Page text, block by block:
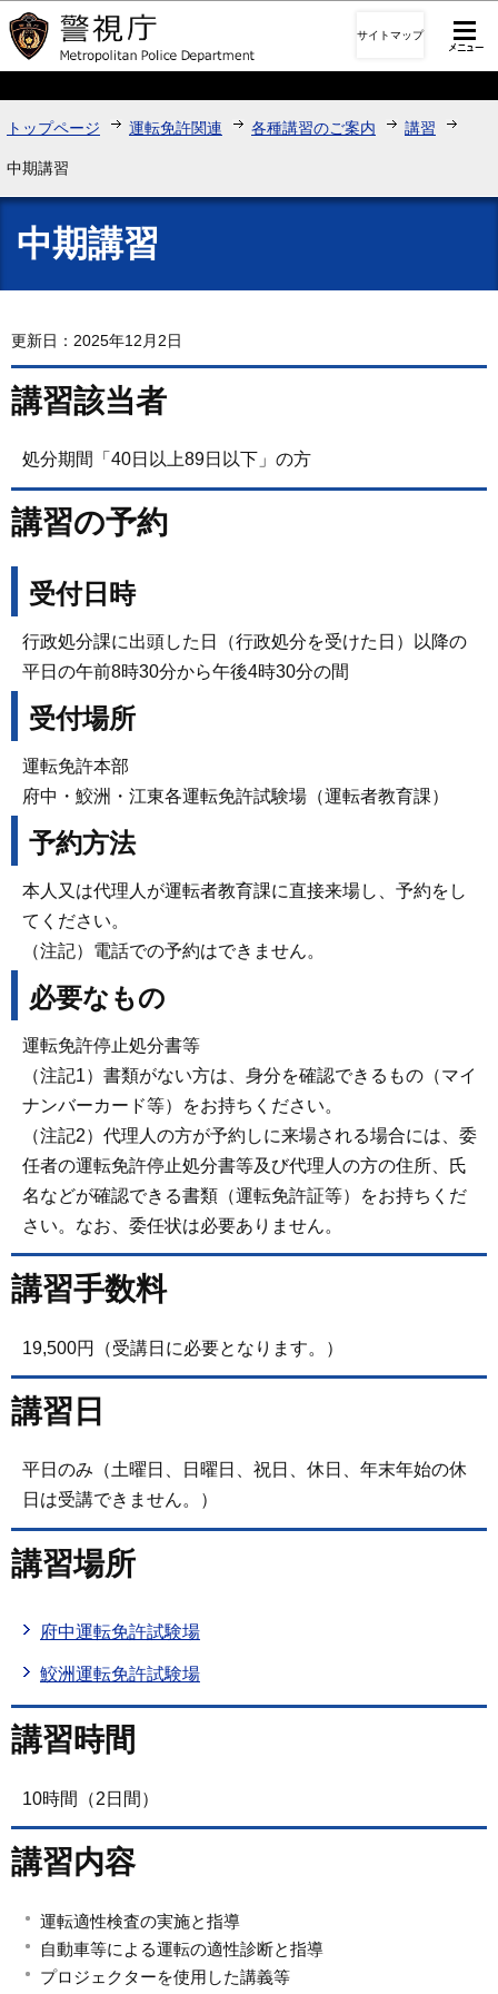
このページの本文へ移動
サイトマップ
トップページ 運転免許関連 各種講習のご案内 講習
中期講習
中期講習
更新日：2025年12月2日
講習該当者
処分期間「40日以上89日以下」の方
講習の予約
受付日時
行政処分課に出頭した日（行政処分を受けた日）以降の
平日の午前8時30分から午後4時30分の間
受付場所
運転免許本部
府中・鮫洲・江東各運転免許試験場（運転者教育課）
予約方法
本人又は代理人が運転者教育課に直接来場し、予約をし
てください。
（注記）電話での予約はできません。
必要なもの
運転免許停止処分書等
（注記1）書類がない方は、身分を確認できるもの（マイ
ナンバーカード等）をお持ちください。
（注記2）代理人の方が予約しに来場される場合には、委
任者の運転免許停止処分書等及び代理人の方の住所、氏
名などが確認できる書類（運転免許証等）をお持ちくだ
さい。なお、委任状は必要ありません。
講習手数料
19,500円（受講日に必要となります。）
講習日
平日のみ（土曜日、日曜日、祝日、休日、年末年始の休
日は受講できません。）
講習場所
府中運転免許試験場
鮫洲運転免許試験場
講習時間
10時間（2日間）
講習内容
運転適性検査の実施と指導
自動車等による運転の適性診断と指導
プロジェクターを使用した講義等